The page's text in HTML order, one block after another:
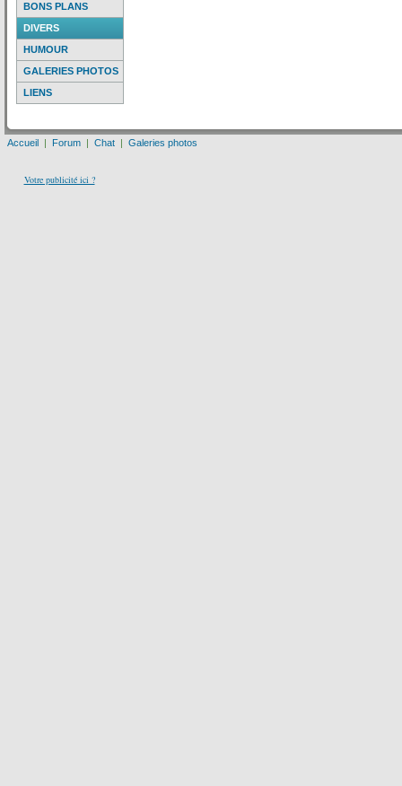
BONS PLANS
DIVERS
HUMOUR
GALERIES PHOTOS
LIENS
Accueil | Forum | Chat | Galeries photos
Votre publicité ici ?